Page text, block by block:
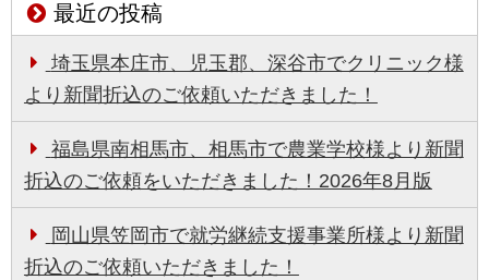
最近の投稿
埼玉県本庄市、児玉郡、深谷市でクリニック様
より新聞折込のご依頼いただきました！
福島県南相馬市、相馬市で農業学校様より新聞
折込のご依頼をいただきました！2026年8月版
岡山県笠岡市で就労継続支援事業所様より新聞
折込のご依頼いただきました！